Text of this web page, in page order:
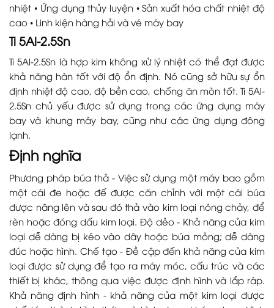
nhiệt • Ứng dụng thủy luyện • Sản xuất hóa chất nhiệt độ
cao • Linh kiện hàng hải và vé máy bay
Ti 5Al-2.5Sn
Ti 5Al-2.5Sn là hợp kim không xử lý nhiệt có thể đạt được
khả năng hàn tốt với độ ổn định. Nó cũng sở hữu sự ổn
định nhiệt độ cao, độ bền cao, chống ăn mòn tốt. Ti 5Al-
2.5Sn chủ yếu được sử dụng trong các ứng dụng máy
bay và khung máy bay, cũng như các ứng dụng đông
lạnh.
Định nghĩa
Phương pháp búa thả - Việc sử dụng một máy bao gồm
một cái đe hoặc đế được căn chỉnh với một cái búa
được nâng lên và sau đó thả vào kim loại nóng chảy, để
rèn hoặc đóng dấu kim loại. Độ dẻo - Khả năng của kim
loại dễ dàng bị kéo vào dây hoặc búa mỏng; dễ dàng
đúc hoặc hình. Chế tạo - Đề cập đến khả năng của kim
loại được sử dụng để tạo ra máy móc, cấu trúc và các
thiết bị khác, thông qua việc được định hình và lắp ráp.
Khả năng định hình - khả năng của một kim loại được